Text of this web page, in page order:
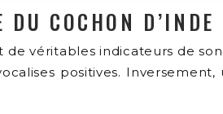
COCHON
de véritables indicateurs de
positives.